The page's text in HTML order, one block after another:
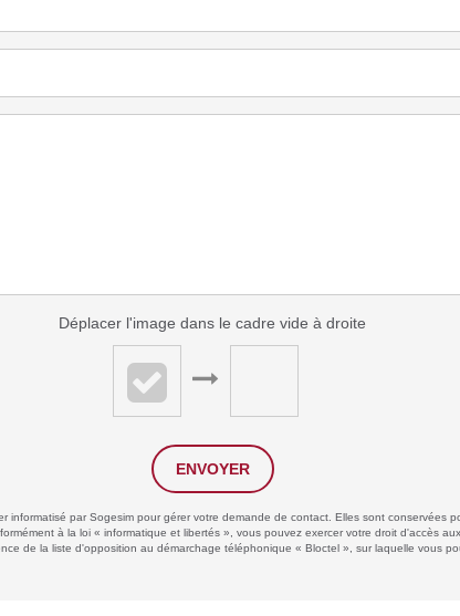
Déplacer l'image dans le cadre vide à droite
ENVOYER
informatisé par Sogesim pour gérer votre demande de contact. Elles sont conservées
à la loi « informatique et libertés », vous pouvez exercer votre droit d'accès
de la liste d'opposition au démarchage téléphonique « Bloctel », sur laquelle vous